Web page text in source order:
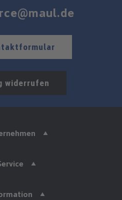
widerrufen